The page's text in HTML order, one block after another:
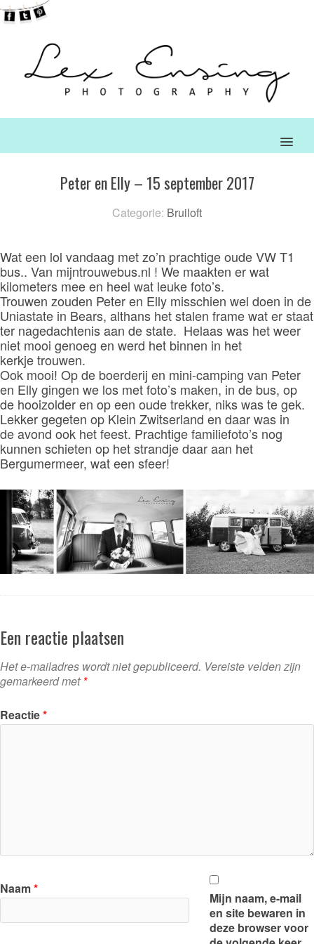
MENU
Wat een lol vandaag met zo’n prachtige oude VW T1
bus.. Van mijntrouwebus.nl ! We maakten er wat
kilometers mee en heel wat leuke foto’s.
Trouwen zouden Peter en Elly misschien wel doen in de
Uniastate in Bears, althans het stalen frame wat er staat
ter nagedachtenis aan de state. Helaas was het weer
niet mooi genoeg en werd het binnen in het
kerkje trouwen.
Ook mooi! Op de boerderij en mini-camping van Peter
en Elly gingen we los met foto’s maken, in de bus, op
de hooizolder en op een oude trekker, niks was te gek.
Lekker gegeten op Klein Zwitserland en daar was in
de avond ook het feest. Prachtige familiefoto’s nog
kunnen schieten op het strandje daar aan het
Bergumermeer, wat een sfeer!
Een reactie plaatsen
Het e-mailadres wordt niet gepubliceerd. Vereiste velden zijn
gemarkeerd met *
Reactie*
Naam*
Mijn naam, e-mail
en site bewaren in
deze browser voor
Peter en Elly – 15 september 2017
Categorie: Bruiloft